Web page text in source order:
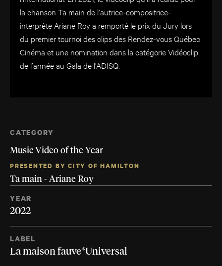
la chanson Ta main de l’autrice-compositrice-
interprète Ariane Roy a remporté le prix du Jury lors
du premier tournoi des clips des Rendez-vous Québec
Cinéma et une nomination dans la catégorie Vidéoclip
de l’année au Gala de l’ADISQ.
CATEGORY
Music Video of the Year
PRESENTED BY CITY OF HAMILTON
Ta main - Ariane Roy
YEAR
2022
LABEL
La maison fauve*Universal